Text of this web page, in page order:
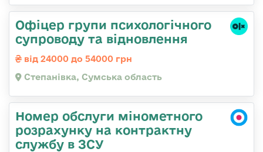
Офіцер групи психологічного
супроводу та відновлення
від 24000 до 54000 грн
Степанівка, Сумська область
Номер обслуги мінометного
розрахунку на контрактну
службу в ЗСУ